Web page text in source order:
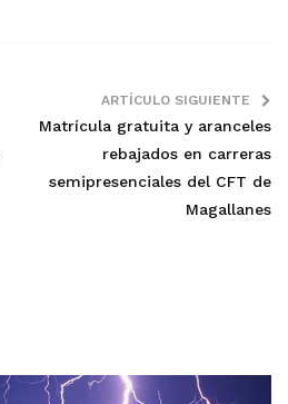
ARTÍCULO SIGUIENTE
Matrícula gratuita y aranceles
rebajados en carreras
semipresenciales del CFT de
Magallanes